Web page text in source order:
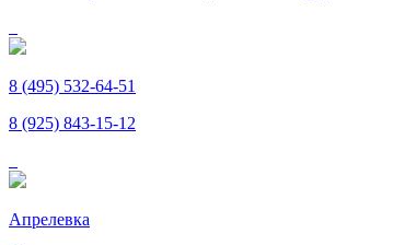
8 (495) 532-64-51
8 (925) 843-15-12
Апрелевка